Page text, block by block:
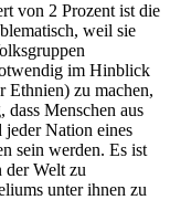
von 2 Prozent ist die
weil sie
im Hinblick
Ethnien) zu machen,
Menschen aus
jeder Nation eines
sein werden. Es ist
der Welt zu
unter ihnen zu